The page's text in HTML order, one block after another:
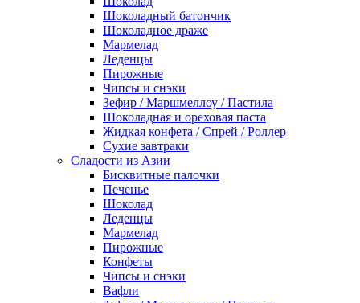
Шоколадный батончик
Шоколадное драже
Мармелад
Леденцы
Пирожные
Чипсы и снэки
Зефир / Маршмеллоу / Пастила
Шоколадная и ореховая паста
Жидкая конфета / Спрей / Роллер
Сухие завтраки
Сладости из Азии
Бисквитные палочки
Печенье
Шоколад
Леденцы
Мармелад
Пирожные
Конфеты
Чипсы и снэки
Вафли